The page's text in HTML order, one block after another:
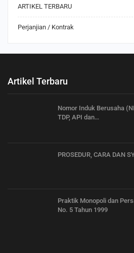
ARTIKEL TERBARU
Perjanjian / Kontrak
Artikel Terbaru
Nomor Induk Berusaha
TDP, API dan…
PROSEDUR, CARA DAN
Praktik Monopoli dan
No. 5 Tahun 1999